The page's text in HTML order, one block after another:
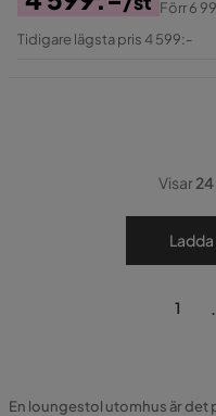
Pris
Original
Förr6
Tidigare lägsta pris 4 599:-
Visar24
1
En loungestol utomhus är det